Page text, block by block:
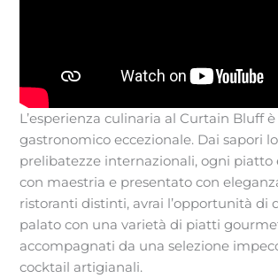
L’esperienza culinaria al Curtain Bluff
gastronomico eccezionale. Dai sapori
prelibatezze internazionali, ogni piatto
con maestria e presentato con
ristoranti distinti, avrai l’opportunità di
palato con una varietà di piatti
accompagnati da una selezione
cocktail artigianali.